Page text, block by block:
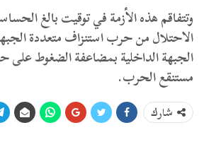
وتتفاقم هذه الأزمة في توقيت بالغ
الاحتلال من حرب استنزاف متعددة
الجبهة الداخلية بمضاعفة الضغوط على
مستنقع الحرب.
شارك